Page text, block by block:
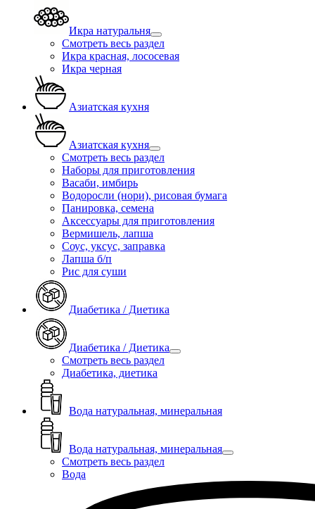
Икра натуральня
Смотреть весь раздел
Икра красная, лососевая
Икра черная
Азиатская кухня
Азиатская кухня
Смотреть весь раздел
Наборы для приготовления
Васаби, имбирь
Водоросли (нори), рисовая бумага
Панировка, семена
Аксессуары для приготовления
Вермишель, лапша
Соус, уксус, заправка
Лапша б/п
Рис для суши
Диабетика / Диетика
Диабетика / Диетика
Смотреть весь раздел
Диабетика, диетика
Вода натуральная, минеральная
Вода натуральная, минеральная
Смотреть весь раздел
Вода